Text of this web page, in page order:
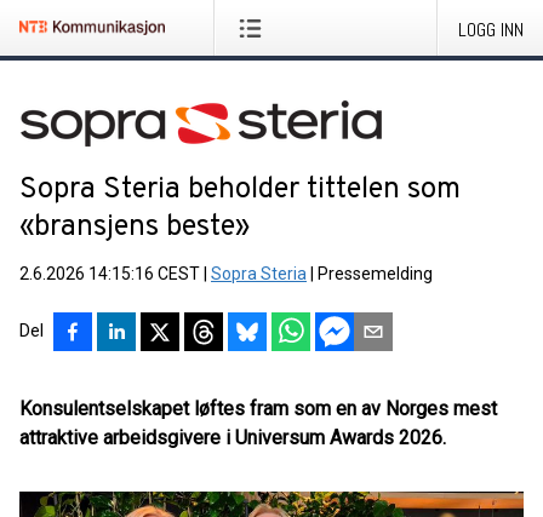
LOGG INN
Sopra Steria beholder tittelen som
«bransjens beste»
2.6.2026 14:15:16 CEST Sopra Steria Pressemelding
Del
Konsulentselskapet løftes fram som en av Norges mest
attraktive arbeidsgivere i Universum Awards 2026.